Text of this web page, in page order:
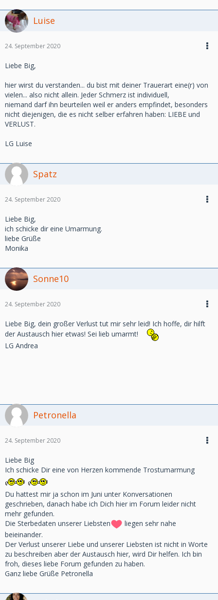
Luise
24. September 2020
Liebe Big,
hier wirst du verstanden... du bist mit deiner Trauerart eine(r) von
vielen... also nicht allein. Jeder Schmerz ist individuell,
niemand darf ihn beurteilen weil er anders empfindet, besonders
nicht diejenigen, die es nicht selber erfahren haben: LIEBE und
VERLUST.
LG Luise
Spatz
24. September 2020
Liebe Big,
ich schicke dir eine Umarmung.
liebe Grüße
Monika
Sonne10
24. September 2020
Liebe Big, dein großer Verlust tut mir sehr leid! Ich hoffe, dir hilft
der Austausch hier etwas! Sei lieb umarmt!
LG Andrea
Petronella
24. September 2020
Liebe Big
Ich schicke Dir eine von Herzen kommende Trostumarmung
Du hattest mir ja schon im Juni unter Konversationen
geschrieben, danach habe ich Dich hier im Forum leider nicht
mehr gefunden.
Die Sterbedaten unserer Liebsten
liegen sehr nahe
beieinander.
Der Verlust unserer Liebe und unserer Liebsten ist nicht in Worte
zu beschreiben aber der Austausch hier, wird Dir helfen. Ich bin
froh, dieses liebe Forum gefunden zu haben.
Ganz liebe Grüße Petronella